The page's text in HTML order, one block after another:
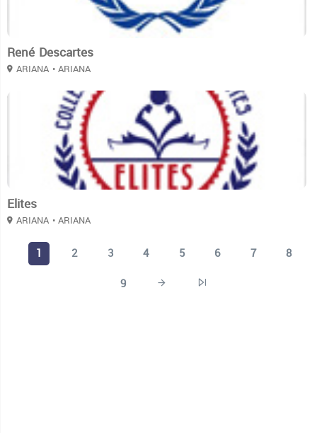
René Descartes
ARIANA • ARIANA
Elites
ARIANA • ARIANA
1 2 3 4 5 6 7
8
9